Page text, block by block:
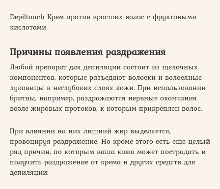
Depiltouch Крем против вросших волос с фруктовыми
кислотами
Причины появления раздражения
Любой препарат для депиляции состоит из щелочных
компонентов, которые разъедают волоски и волосяные
луковицы в неглубоких слоях кожи. При использовании
бритвы, например, раздражаются нервные окончания
возле жировых протоков, к которым прикреплен волос.
При влиянии на них лишний жир выделяется,
провоцируя раздражение. Но кроме этого есть еще целый
ряд причин, по которым ваша кожа может пострадать и
получить раздражение от крема и других средств для
депиляции: